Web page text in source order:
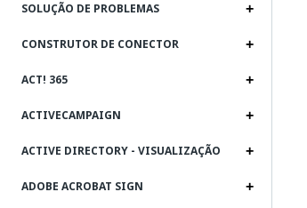
SOLUÇÃO DE PROBLEMAS
CONSTRUTOR DE CONECTOR
ACT! 365
ACTIVECAMPAIGN
ACTIVE DIRECTORY - VISUALIZAÇÃO
ADOBE ACROBAT SIGN